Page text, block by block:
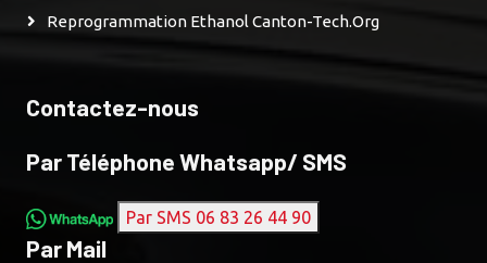
Reprogrammation Ethanol Canton-Tech.org
Contactez-nous
Par Téléphone Whatsapp/ SMS
Par SMS 06 83 26 44 90
Par Mail